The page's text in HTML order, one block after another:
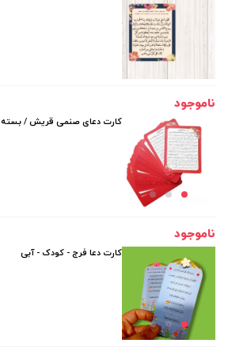
ناموجود
کارت دعای صنمی قریش / بسته 50 عددی
ناموجود
کارت دعا فرج - کودک - آبی